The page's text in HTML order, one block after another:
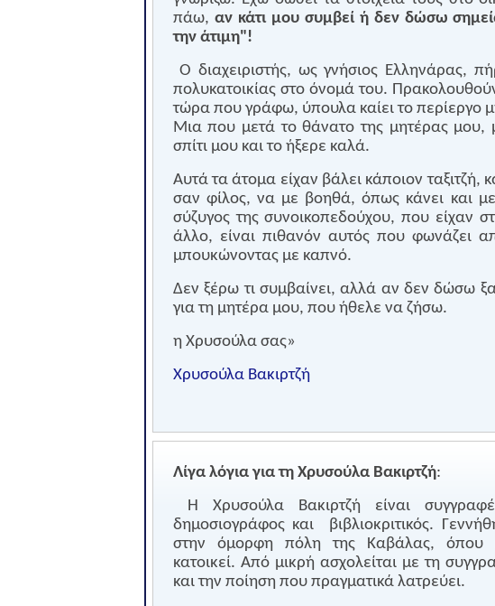
πάω, αν κάτι μου συμβεί ή δεν δώσω
την άτιμη"!
Ο διαχειριστής, ως γνήσιος Ελληνάρας,
πολυκατοικίας στο όνομά του.
τώρα που γράφω, ύπουλα καίει το περίεργο
Μια που μετά το θάνατο της μητέρας μου,
σπίτι μου και το ήξερε καλά.
Αυτά τα άτομα είχαν βάλει κάποιον
σαν φίλος, να με βοηθά, όπως κάνει και
σύζυγος της συνοικοπεδούχου, που είχαν
άλλο, είναι πιθανόν αυτός που φωνάζει
μπουκώνοντας με καπνό.
Δεν ξέρω τι συμβαίνει, αλλά αν δεν δώσω
για τη μητέρα μου, που ήθελε να ζήσω.
η Χρυσούλα σας»
Χρυσούλα Βακιρτζή
Λίγα λόγια για τη Χρυσούλα Βακιρτζή:
Η Χρυσούλα Βακιρτζή είναι
δημοσιογράφος και
βιβλιοκριτικός.
στην όμορφη πόλη της Καβάλας, όπου
κατοικεί. Από μικρή ασχολείται με τη
και την ποίηση που πραγματικά λατρεύει.